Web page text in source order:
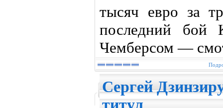
тысяч евро за
последний
Чемберсом —
Сергей